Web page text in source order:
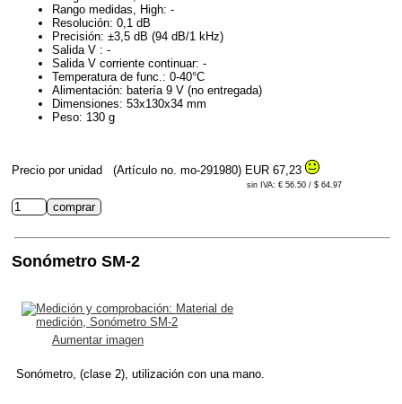
Rango medidas, High: -
Resolución: 0,1 dB
Precisión: ±3,5 dB (94 dB/1 kHz)
Salida V : -
Salida V corriente continuar: -
Temperatura de func.: 0-40°C
Alimentación: batería 9 V (no entregada)
Dimensiones: 53x130x34 mm
Peso: 130 g
Precio por unidad (Artículo no. mo-291980) EUR 67,23
sin IVA: € 56.50 / $ 64.97
Sonómetro SM-2
Aumentar imagen
Sonómetro, (clase 2), utilización con una mano.